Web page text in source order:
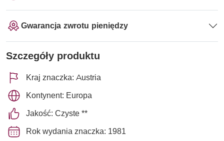
Gwarancja zwrotu pieniędzy
Szczegóły produktu
Kraj znaczka: Austria
Kontynent: Europa
Jakość: Czyste **
Rok wydania znaczka: 1981